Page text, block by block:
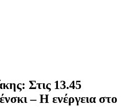
Στις 13.45
– Η ενέργεια στο